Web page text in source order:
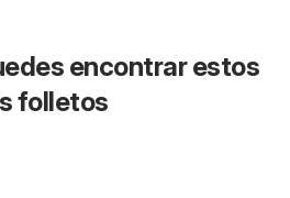
encontrar estos
folletos